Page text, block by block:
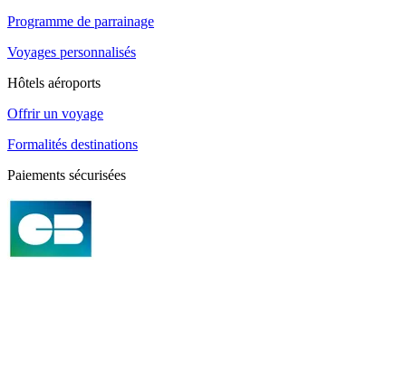
Programme de parrainage
Voyages personnalisés
Hôtels aéroports
Offrir un voyage
Formalités destinations
Paiements sécurisées